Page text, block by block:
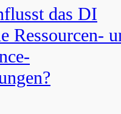
das DI
Ressourcen-